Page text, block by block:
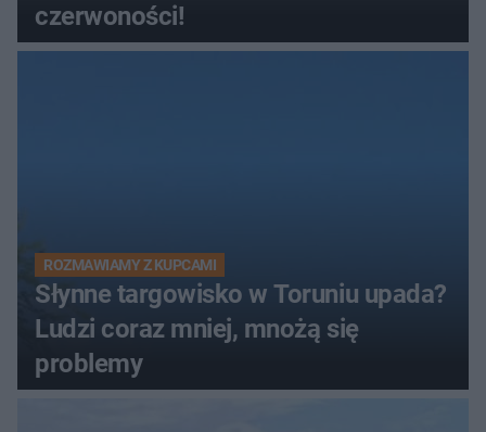
czerwoności!
ROZMAWIAMY Z KUPCAMI
Słynne targowisko w Toruniu upada?
Ludzi coraz mniej, mnożą się
problemy